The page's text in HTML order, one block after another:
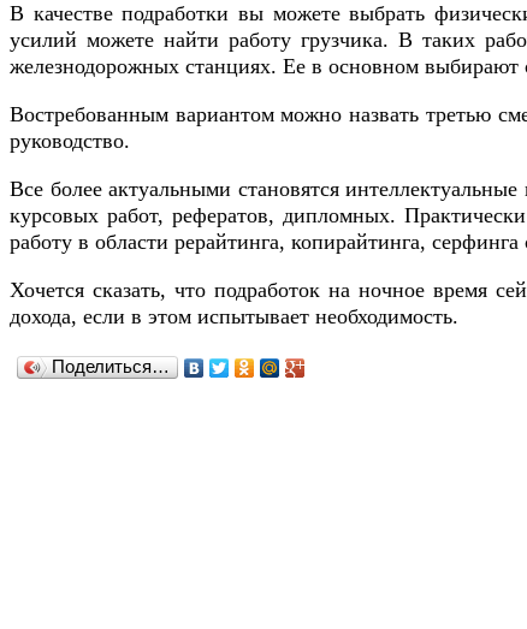
В качестве подработки вы можете выбрать
усилий можете найти работу грузчика. В таких
железнодорожных станциях. Ее в основном выбирают
Востребованным вариантом можно назвать третью
руководство.
Все более актуальными становятся
курсовых работ, рефератов, дипломных.
работу в области рерайтинга, копирайтинга,
Хочется сказать, что подработок на ночное время
дохода, если в этом испытывает необходимость.
Поделиться…